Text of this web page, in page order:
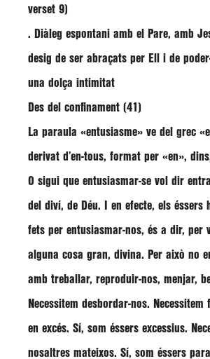
verset 9)
. Diàleg espontani amb el Pare, amb
desig de ser abraçats per Ell i de
una dolça intimitat
Des del confinament (41)
La paraula «entusiasme» ve del grec
derivat d’en-tous, format per «en»,
O sigui que entusiasmar-se vol dir
del diví, de Déu. I en efecte, els éssers
fets per entusiasmar-nos, és a dir, per
alguna cosa gran, divina. Per això no
amb treballar, reproduir-nos, menjar,
Necessitem desbordar-nos.
en excés. Sí, som éssers excessius.
nosaltres mateixos. Sí, som éssers